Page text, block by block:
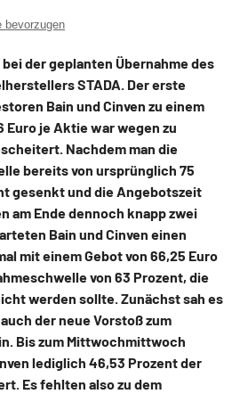
bevorzugen
bei der geplanten Übernahme des
STADA. Der erste
Bain und Cinven zu einem
Euro je Aktie war wegen zu
Nachdem man die
bereits von ursprünglich 75
gesenkt und die Angebotszeit
am Ende dennoch knapp zwei
Bain und Cinven einen
mit einem Gebot von 66,25 Euro
von 63 Prozent, die
werden sollte. Zunächst sah es
der neue Vorstoß zum
Bis zum Mittwochmittwoch
lediglich 46,53 Prozent der
Es fehlten also zu dem